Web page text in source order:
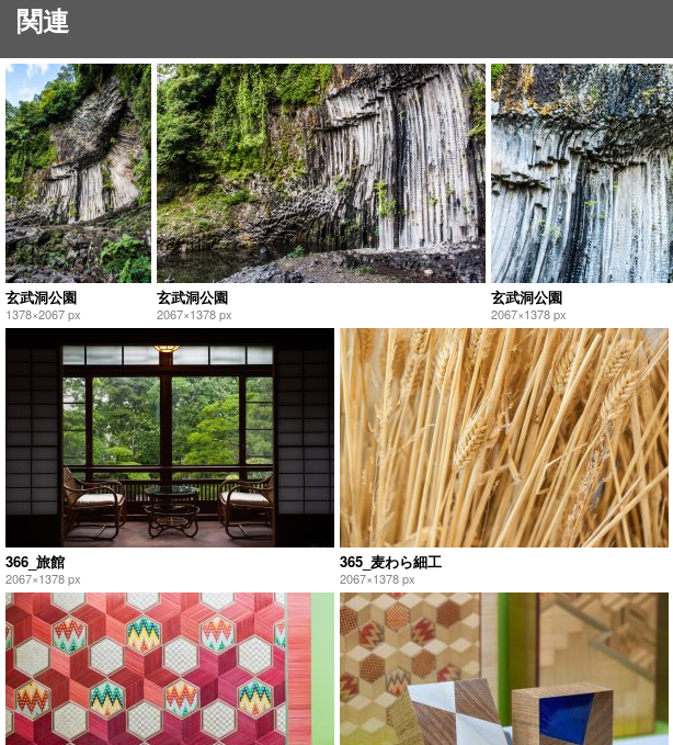
関連
玄武洞公園
1378×2067 px
玄武洞公園
2067×1378 px
玄武洞公園
2067×1378 px
366_旅館
2067×1378 px
365_麦わら細工
2067×1378 px